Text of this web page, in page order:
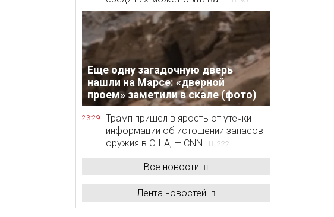
Еще одну загадочную дверь
нашли на Марсе: «дверной
проем» заметили в скале (фото)
23:29
Трамп пришел в ярость от утечки
информации об истощении запасов
оружия в США, — CNN
222
Все новости
Лента новостей